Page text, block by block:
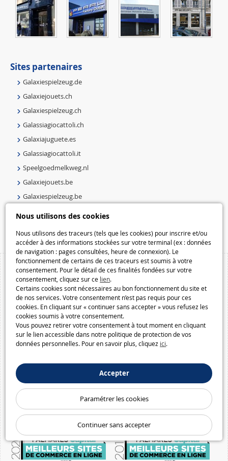
Nous utilisons des cookies
Nous utilisons des traceurs (tels que les cookies) pour inscrire et/ou
accéder à des informations stockées sur votre terminal (ex : données
de navigation : pages consultées, heure de connexion). Le
fonctionnement de certains de ces traceurs est soumis à votre
consentement. Pour le détail de ces finalités fondées sur votre
consentement, cliquez sur ce lien.
Certains cookies sont nécessaires au bon fonctionnement du site et
de nos services. Votre consentement n’est pas requis pour ces
cookies. En cliquant sur « continuer sans accepter » vous refusez les
cookies soumis à votre consentement.
Vous pouvez retirer votre consentement à tout moment en cliquant
sur le lien accessible dans notre politique de protection de vos
données personnelles. Pour en savoir plus, cliquez ici.
Accepter
Paramétrer les cookies
Continuer sans accepter
Sites partenaires
Galaxiespielzeug.de
Galaxiejouets.ch
Galaxiespielzeug.ch
Galassiagiocattoli.ch
Galaxiajuguete.es
Galassiagiocattoli.it
Speelgoedmelkweg.nl
Galaxiejouets.be
Galaxiespielzeug.be